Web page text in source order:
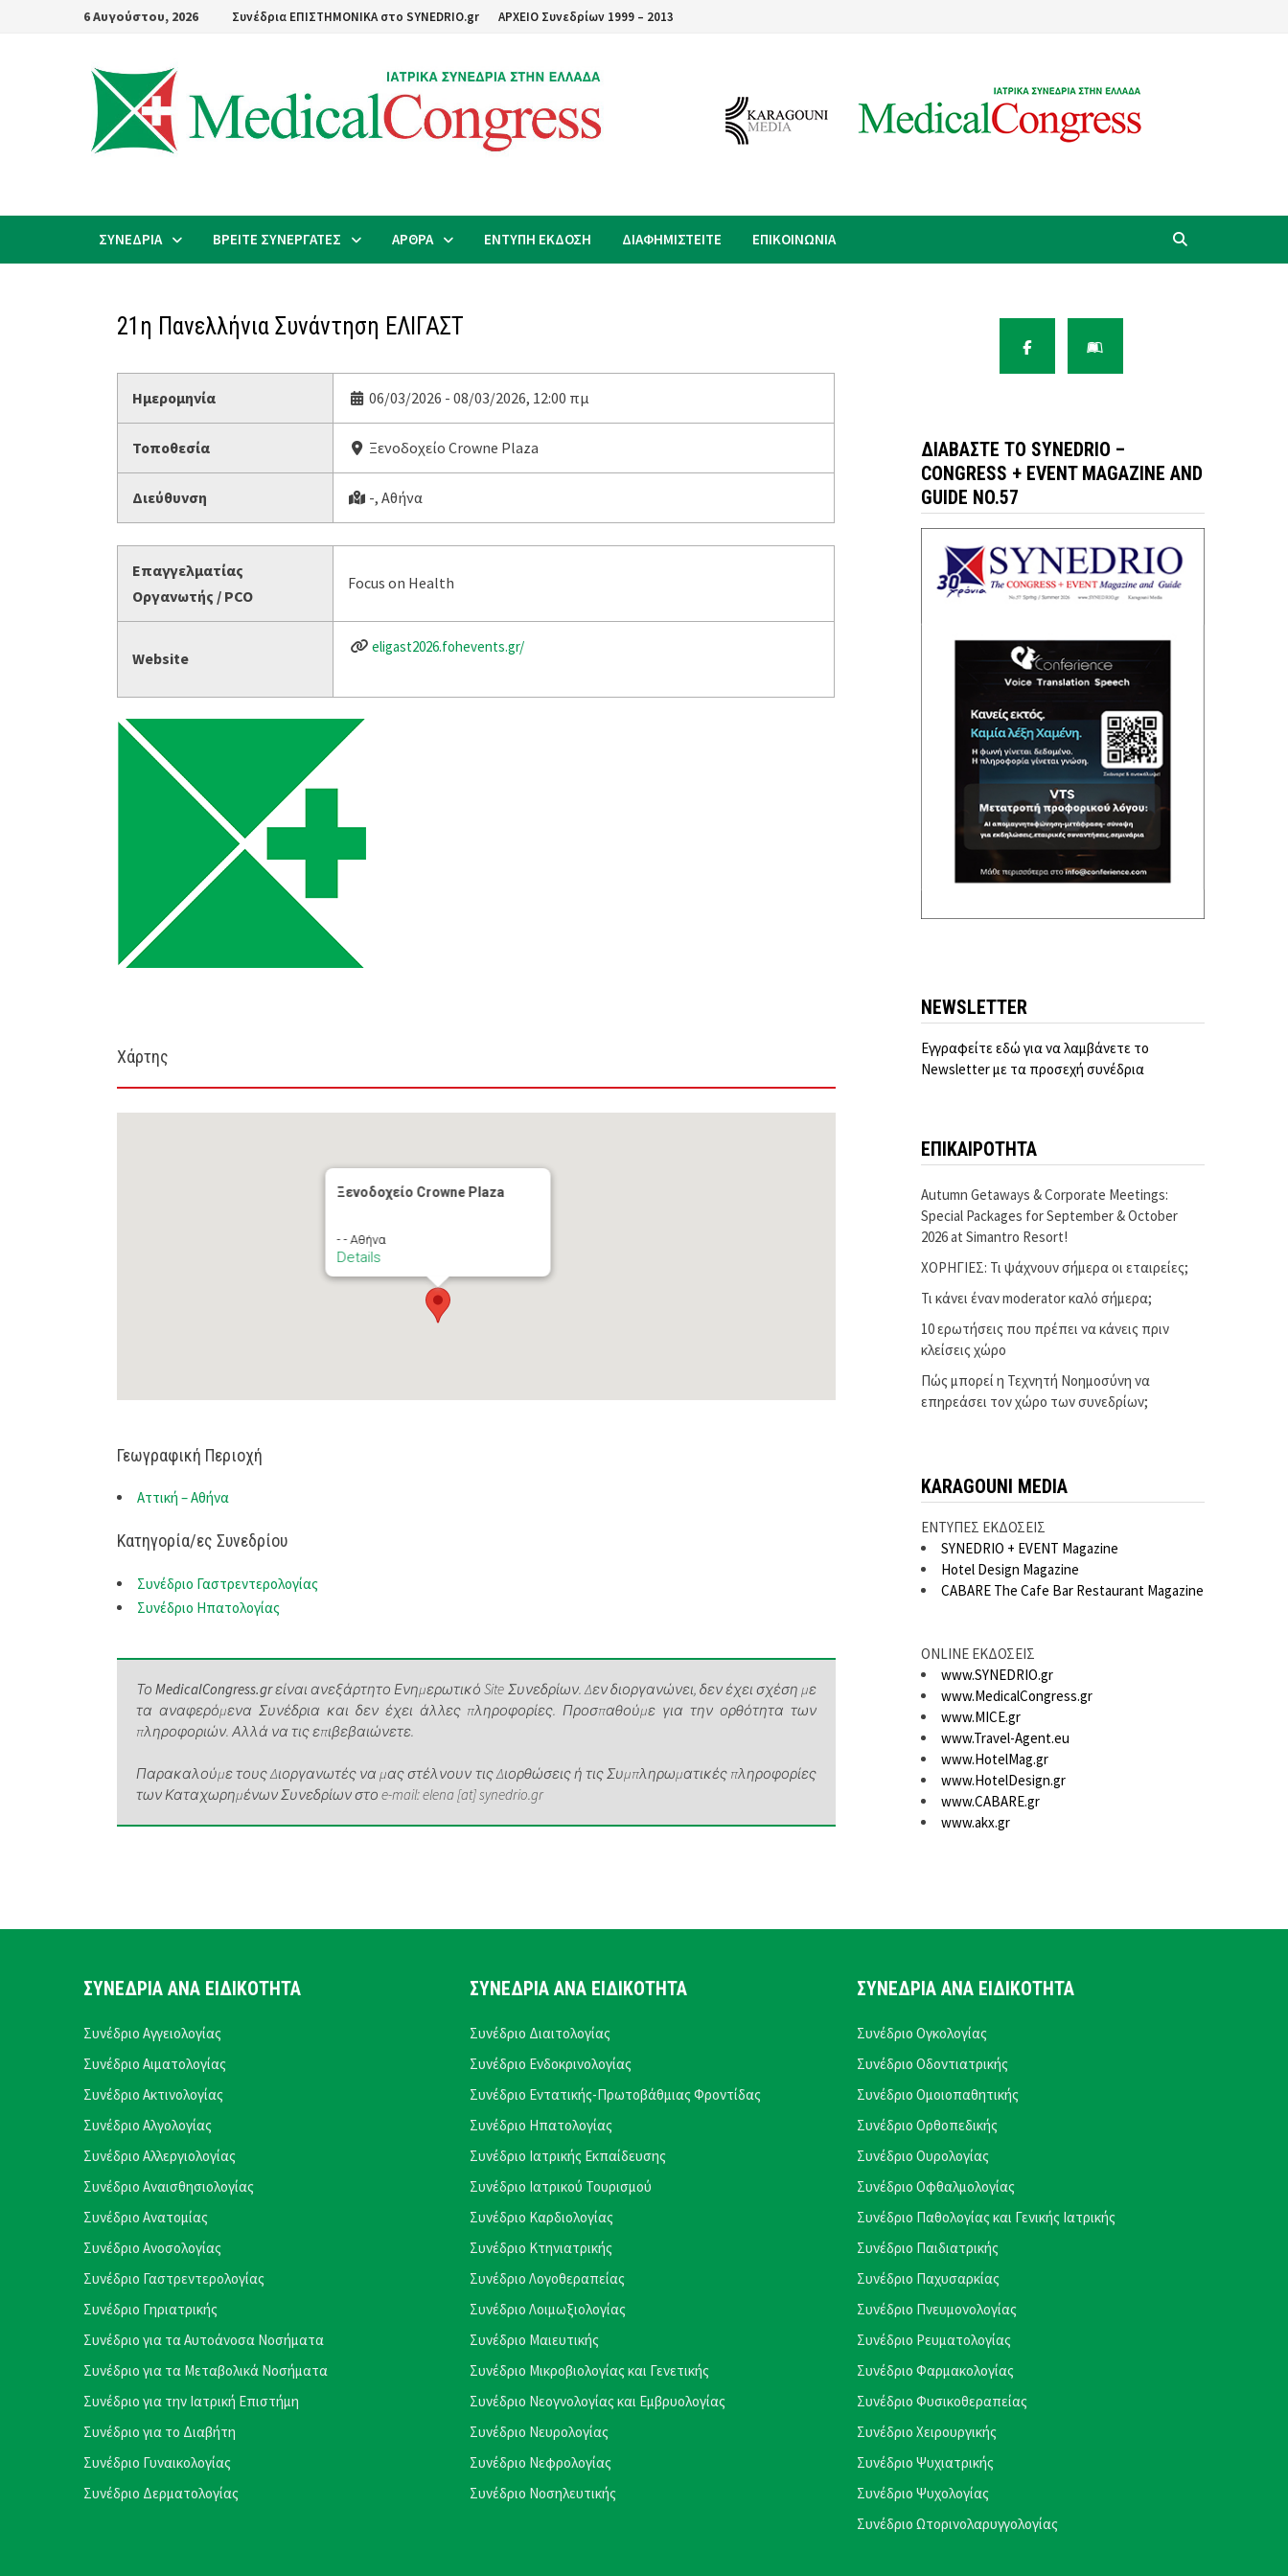
6 Αυγούστου, 2026 Συνέδρια ΕΠΙΣΤΗΜΟΝΙΚΑ στο SYNEDRIO.gr ΑΡΧΕΙΟ Συνεδρίων 1999 – 2013
ΣΥΝΕΔΡΙΑ ΒΡΕΙΤΕ ΣΥΝΕΡΓΑΤΕΣ ΑΡΘΡΑ ΕΝΤΥΠΗ ΕΚΔΟΣΗ ΔΙΑΦΗΜΙΣΤΕΙΤΕ ΕΠΙΚΟΙΝΩΝΙΑ
21η Πανελλήνια Συνάντηση ΕΛΙΓΑΣΤ
Ημερομηνία 06/03/2026 - 08/03/2026, 12:00 πμ
Τοποθεσία Ξενοδοχείο Crowne Plaza
Διεύθυνση -, Αθήνα
Επαγγελματίας
Οργανωτής / PCO
Focus on Health
Website
eligast2026.fohevents.gr/
Χάρτης
Ξενοδοχείο Crowne Plaza
- - Αθήνα
Details
Γεωγραφική Περιοχή
Αττική – Αθήνα
Κατηγορία/ες Συνεδρίου
Συνέδριο Γαστρεντερολογίας
Συνέδριο Ηπατολογίας
ΤοMedicalCongress.grείναι ανεξάρτητο Ενημερωτικό Site Συνεδρίων. Δεν διοργανώνει, δεν έχει σχέση με
τα αναφερόμενα Συνέδρια και δεν έχει άλλες πληροφορίες. Προσπαθούμε για την ορθότητα των
πληροφοριών. Αλλά να τις επιβεβαιώνετε.
Παρακαλούμε τους Διοργανωτές να μας στέλνουν τις Διορθώσεις ή τις Συμπληρωματικές πληροφορίες
των Καταχωρημένων Συνεδρίων στο e-mail: elena [at] synedrio.gr
ΔΙΑΒΆΣΤΕ ΤΟ SYNEDRIO –
CONGRESS + EVENT MAGAZINE AND
GUIDE NO.57
NEWSLETTER
Εγγραφείτε εδώ για να λαμβάνετε το
Newsletter με τα προσεχή συνέδρια
ΕΠΙΚΑΙΡΟΤΗΤΑ
Autumn Getaways & Corporate Meetings:
Special Packages for September & October
2026 at Simantro Resort!
ΧΟΡΗΓΙΕΣ: Τι ψάχνουν σήμερα οι εταιρείες;
Τι κάνει έναν moderator καλό σήμερα;
10 ερωτήσεις που πρέπει να κάνεις πριν
κλείσεις χώρο
Πώς μπορεί η Τεχνητή Νοημοσύνη να
επηρεάσει τον χώρο των συνεδρίων;
KARAGOUNI MEDIA
ΕΝΤΥΠΕΣ ΕΚΔΟΣΕΙΣ
SYNEDRIO + EVENT Magazine
Hotel Design Magazine
CABARE The Cafe Bar Restaurant Magazine
ONLINE ΕΚΔΟΣΕΙΣ
www.SYNEDRIO.gr
www.MedicalCongress.gr
www.MICE.gr
www.Travel-Agent.eu
www.HotelMag.gr
www.HotelDesign.gr
www.CABARE.gr
www.akx.gr
ΣΥΝΕΔΡΙΑ ΑΝΑ ΕΙΔΙΚΟΤΗΤΑ
Συνέδριο Αγγειολογίας
Συνέδριο Αιματολογίας
Συνέδριο Ακτινολογίας
Συνέδριο Αλγολογίας
Συνέδριο Αλλεργιολογίας
Συνέδριο Αναισθησιολογίας
Συνέδριο Ανατομίας
Συνέδριο Ανοσολογίας
Συνέδριο Γαστρεντερολογίας
Συνέδριο Γηριατρικής
Συνέδριο για τα Αυτοάνοσα Νοσήματα
Συνέδριο για τα Μεταβολικά Νοσήματα
Συνέδριο για την Ιατρική Επιστήμη
Συνέδριο για το Διαβήτη
Συνέδριο Γυναικολογίας
Συνέδριο Δερματολογίας
ΣΥΝΕΔΡΙΑ ΑΝΑ ΕΙΔΙΚΟΤΗΤΑ
Συνέδριο Διαιτολογίας
Συνέδριο Ενδοκρινολογίας
Συνέδριο Εντατικής-Πρωτοβάθμιας Φροντίδας
Συνέδριο Ηπατολογίας
Συνέδριο Ιατρικής Εκπαίδευσης
Συνέδριο Ιατρικού Τουρισμού
Συνέδριο Καρδιολογίας
Συνέδριο Κτηνιατρικής
Συνέδριο Λογοθεραπείας
Συνέδριο Λοιμωξιολογίας
Συνέδριο Μαιευτικής
Συνέδριο Μικροβιολογίας και Γενετικής
Συνέδριο Νεογνολογίας και Εμβρυολογίας
Συνέδριο Νευρολογίας
Συνέδριο Νεφρολογίας
Συνέδριο Νοσηλευτικής
ΣΥΝΕΔΡΙΑ ΑΝΑ ΕΙΔΙΚΟΤΗΤΑ
Συνέδριο Ογκολογίας
Συνέδριο Οδοντιατρικής
Συνέδριο Ομοιοπαθητικής
Συνέδριο Ορθοπεδικής
Συνέδριο Ουρολογίας
Συνέδριο Οφθαλμολογίας
Συνέδριο Παθολογίας και Γενικής Ιατρικής
Συνέδριο Παιδιατρικής
Συνέδριο Παχυσαρκίας
Συνέδριο Πνευμονολογίας
Συνέδριο Ρευματολογίας
Συνέδριο Φαρμακολογίας
Συνέδριο Φυσικοθεραπείας
Συνέδριο Χειρουργικής
Συνέδριο Ψυχιατρικής
Συνέδριο Ψυχολογίας
Συνέδριο Ωτορινολαρυγγολογίας